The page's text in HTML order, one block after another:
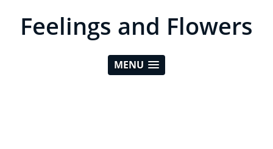
Feelings and Flowers
MENU